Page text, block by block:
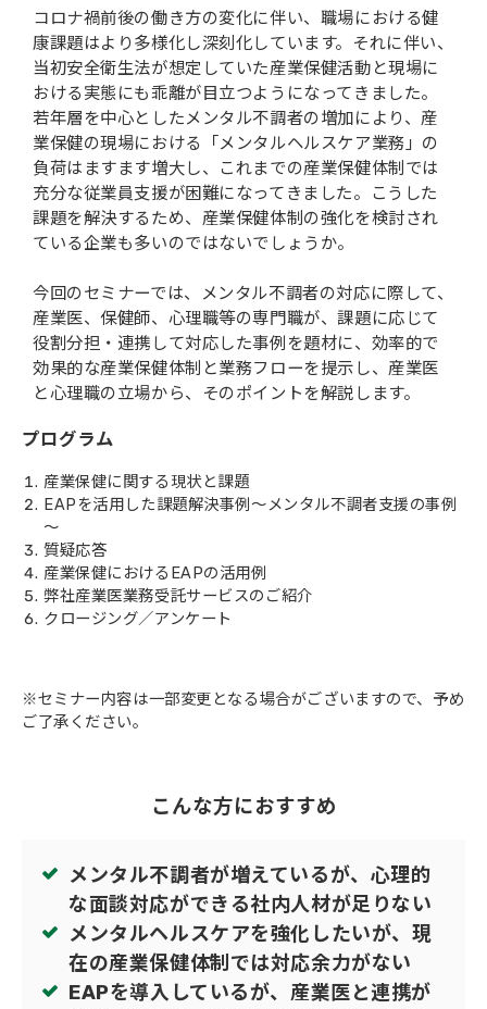
コロナ禍前後の働き方の変化に伴い、職場における健
康課題はより多様化し深刻化しています。それに伴い、
当初安全衛生法が想定していた産業保健活動と現場に
おける実態にも乖離が目立つようになってきました。
若年層を中心としたメンタル不調者の増加により、産
業保健の現場における「メンタルヘルスケア業務」の
負荷はますます増大し、これまでの産業保健体制では
充分な従業員支援が困難になってきました。こうした
課題を解決するため、産業保健体制の強化を検討され
ている企業も多いのではないでしょうか。
今回のセミナーでは、メンタル不調者の対応に際して、
産業医、保健師、心理職等の専門職が、課題に応じて
役割分担・連携して対応した事例を題材に、効率的で
効果的な産業保健体制と業務フローを提示し、産業医
と心理職の立場から、そのポイントを解説します。
プログラム
産業保健に関する現状と課題
EAPを活用した課題解決事例～メンタル不調者支援の事例
～
質疑応答
産業保健におけるEAPの活用例
弊社産業医業務受託サービスのご紹介
クロージング／アンケート
※セミナー内容は一部変更となる場合がございますので、予め
ご了承ください。
こんな方におすすめ
メンタル不調者が増えているが、心理的
な面談対応ができる社内人材が足りない
メンタルヘルスケアを強化したいが、現
在の産業保健体制では対応余力がない
EAPを導入しているが、産業医と連携が